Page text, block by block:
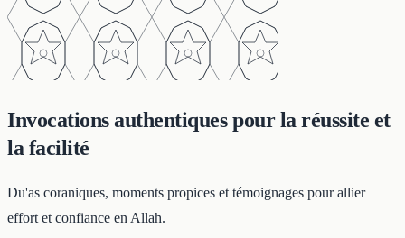
Invocations authentiques pour la réussite et
la facilité
Du'as coraniques, moments propices et témoignages pour allier
effort et confiance en Allah.